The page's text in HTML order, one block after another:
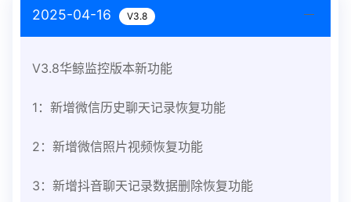
2025-04-16 V3.8
V3.8华鲸监控版本新功能
1：新增微信历史聊天记录恢复功能
2：新增微信照片视频恢复功能
3：新增抖音聊天记录数据删除恢复功能